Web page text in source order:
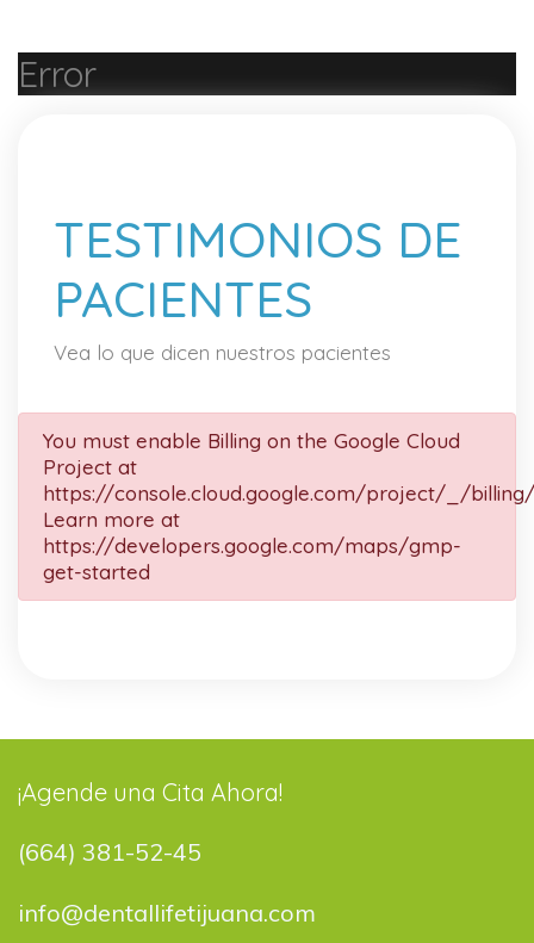
Error
TESTIMONIOS DE
PACIENTES
Vea lo que dicen nuestros pacientes
You must enable Billing on the Google Cloud
Project at
https://console.cloud.google.com/project/_/
Learn more at
https://developers.google.com/maps/gmp-
get-started
¡Agende una Cita Ahora!
(664) 381-52-45
info@dentallifetijuana.com